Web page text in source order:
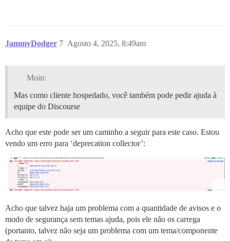
JammyDodger Agosto 4, 2025, 8:49am
7
Moin:
Mas como cliente hospedado, você também pode pedir ajuda à
equipe do Discourse
Acho que este pode ser um caminho a seguir para este caso. Estou
vendo um erro para ‘deprecation collector’:
Acho que talvez haja um problema com a quantidade de avisos e o
modo de segurança sem temas ajuda, pois ele não os carrega
(portanto, talvez não seja um problema com um tema/componente